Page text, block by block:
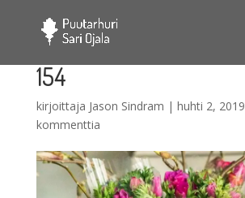
154
kirjoittaja Jason Sindram | huhti 2, 2019
kommenttia